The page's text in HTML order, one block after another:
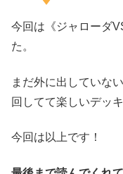
今回は《ジャローダ
た。
まだ外に出していな
回してて楽しいデッ
今回は以上です！